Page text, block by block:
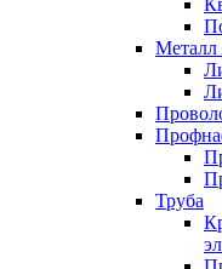
Металл
Труба